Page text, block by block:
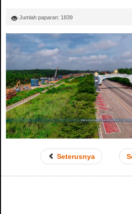
Jumlah paparan: 1839
Seterusnya